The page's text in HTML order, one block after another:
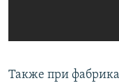
Также при